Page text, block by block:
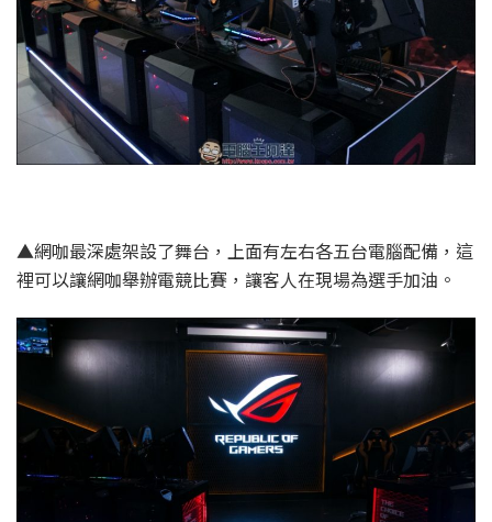
▲網咖最深處架設了舞台，上面有左右各五台電腦配備，這
裡可以讓網咖舉辦電競比賽，讓客人在現場為選手加油。